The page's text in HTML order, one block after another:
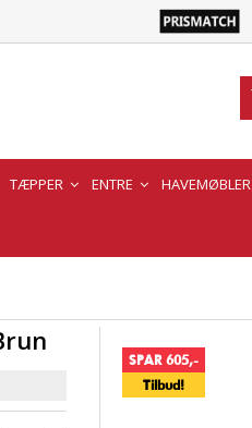
TÆPPER ENTRE HAVEMØBLER
SPAR 605,-
Tilbud!